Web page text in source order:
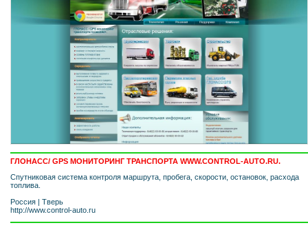
ГЛОНАСС/ GPS МОНИТОРИНГ ТРАНСПОРТА WWW.CONTROL-AUTO.RU.
Спутниковая система контроля маршрута, пробега, скорости, остановок, расхода
топлива.
Россия | Тверь
http://www.control-auto.ru